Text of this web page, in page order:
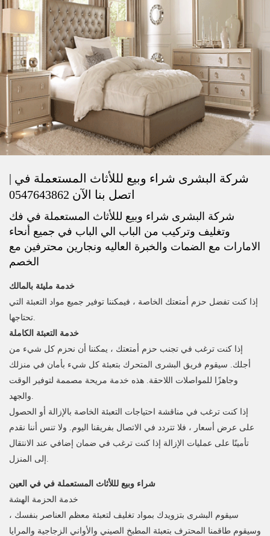
شركة البشرى شراء وبيع لللأثاث المستعملة في |
اتصل بنا الآن 0547643862
شركة البشرى شراء وبيع لللأثاث المستعملة في فك
وتغليف وتركيب من الباب الي الباب في جميع أنحاء
الامارات مع الضمات والخبرة العاليه ونجارين محترفين مع
الخصم
خدمة مليئة بالمالك
إذا كنت تفضل حزم أمتعتك الخاصة ، فيمكننا توفير جميع مواد التعبئة التي
خدمة التعبئة الكاملة
إذا كنت ترغب في تجنب حزم أمتعتك ، يمكننا أن نحزم كل شيء من
أجلك. سيقوم فريق البشرى المتحرك بتعبئة كل شيء بأمان في منزلك
وجاهزًا للمواصلات اللاحقة. هذه خدمة مريحة مصممة لتوفير الوقت
إذا كنت ترغب في مناقشة احتياجات التعبئة الخاصة بالإزالة أو الحصول
على عرض أسعار ، فلا تتردد في الاتصال بفريقنا اليوم. ولا تنس أننا نقدم
تأمينًا على عمليات الإزالة إذا كنت ترغب في ضمان إضافي عند الانتقال
شراء وبيع لللأثاث المستعملة في في العين
خدمة الحزمة الهشة
سيقوم البشرى بتزويدك بمواد تغليف لتعبئة معظم العناصر بنفسك ،
وسيقوم طاقمنا المحترف بتعبئة المطبخ الصيني والأواني الزجاجية والمرايا